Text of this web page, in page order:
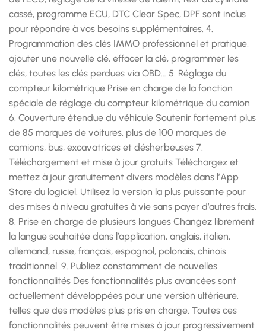
cassé, programme ECU, DTC Clear Spec, DPF sont inclus
pour répondre à vos besoins supplémentaires. 4.
Programmation des clés IMMO professionnel et pratique,
ajouter une nouvelle clé, effacer la clé, programmer les
clés, toutes les clés perdues via OBD… 5. Réglage du
compteur kilométrique Prise en charge de la fonction
spéciale de réglage du compteur kilométrique du camion
6. Couverture étendue du véhicule Soutenir fortement plus
de 85 marques de voitures, plus de 100 marques de
camions, bus, excavatrices et désherbeuses 7.
Téléchargement et mise à jour gratuits Téléchargez et
mettez à jour gratuitement divers modèles dans l’App
Store du logiciel. Utilisez la version la plus puissante pour
des mises à niveau gratuites à vie sans payer d’autres frais.
8. Prise en charge de plusieurs langues Changez librement
la langue souhaitée dans l’application, anglais, italien,
allemand, russe, français, espagnol, polonais, chinois
traditionnel. 9. Publiez constamment de nouvelles
fonctionnalités Des fonctionnalités plus avancées sont
actuellement développées pour une version ultérieure,
telles que des modèles plus pris en charge. Toutes ces
fonctionnalités peuvent être mises à jour progressivement